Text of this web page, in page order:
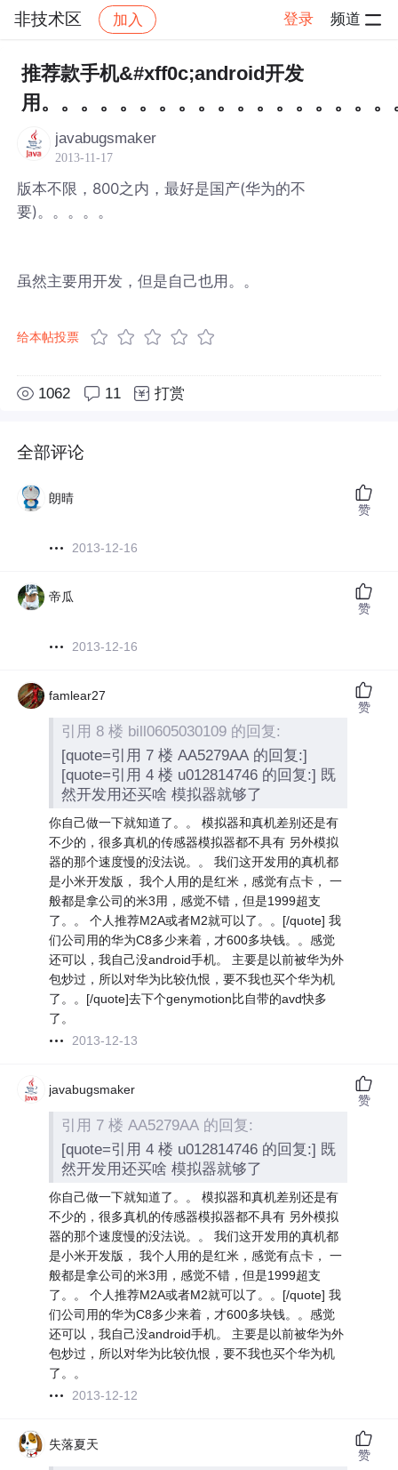
非技术区 加入 登录 频道
社区 非技术区 帖子详情
推荐款手机&#xff0c;android开发
用。。。。。。。。。。。。。。。。。
javabugsmaker
2013-11-17
版本不限，800之内，最好是国产(华为的不
要)。。。。。
虽然主要用开发，但是自己也用。。
给本帖投票
1062 11 打赏
全部评论
朗晴
2013-12-16
赞
帝瓜
2013-12-16
赞
famlear27
引用 8 楼 bill0605030109 的回复:
[quote=引用 7 楼 AA5279AA 的回复:]
[quote=引用 4 楼 u012814746 的回复:] 既
然开发用还买啥 模拟器就够了
你自己做一下就知道了。。 模拟器和真机差别还是有
不少的，很多真机的传感器模拟器都不具有 另外模拟
器的那个速度慢的没法说。。 我们这开发用的真机都
是小米开发版， 我个人用的是红米，感觉有点卡， 一
般都是拿公司的米3用，感觉不错，但是1999超支
了。。 个人推荐M2A或者M2就可以了。。[/quote] 我
们公司用的华为C8多少来着，才600多块钱。。感觉
还可以，我自己没android手机。 主要是以前被华为外
包炒过，所以对华为比较仇恨，要不我也买个华为机
了。。[/quote]去下个genymotion比自带的avd快多
了。
2013-12-13
赞
javabugsmaker
引用 7 楼 AA5279AA 的回复:
[quote=引用 4 楼 u012814746 的回复:] 既
然开发用还买啥 模拟器就够了
你自己做一下就知道了。。 模拟器和真机差别还是有
不少的，很多真机的传感器模拟器都不具有 另外模拟
器的那个速度慢的没法说。。 我们这开发用的真机都
是小米开发版， 我个人用的是红米，感觉有点卡， 一
般都是拿公司的米3用，感觉不错，但是1999超支
了。。 个人推荐M2A或者M2就可以了。。[/quote] 我
们公司用的华为C8多少来着，才600多块钱。。感觉
还可以，我自己没android手机。 主要是以前被华为外
包炒过，所以对华为比较仇恨，要不我也买个华为机
了。。
2013-12-12
赞
失落夏天
赞